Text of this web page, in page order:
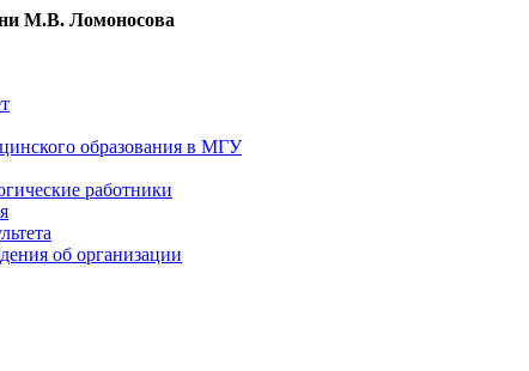
М.В. Ломоносова
образования в МГУ
работники
об организации